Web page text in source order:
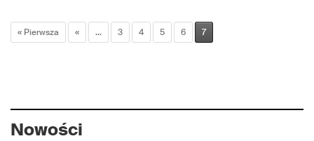
« Pierwsza « ... 3 4 5 6 7
Nowości